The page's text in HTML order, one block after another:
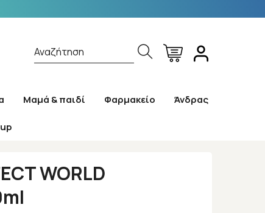
Αναζήτηση
Μαμά & παιδί Φαρμακείο Άνδρας
WORLD